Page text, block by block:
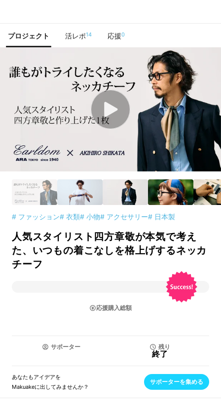
プロジェクト 活レポ14 応援0
# ファッション# 衣類# 小物# アクセサリー# 日本製
人気スタイリスト四方章敬が本気で考え
た、いつもの着こなしを格上げするネッカ
チーフ
応援購入総額
サポーター 残り
終了
あなたもアイデアを
Makuakeに出してみませんか？
サポーターを集める